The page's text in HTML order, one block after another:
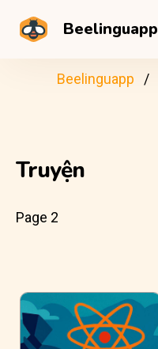
Beelinguapp
Beelinguapp
Truyện
Page 2